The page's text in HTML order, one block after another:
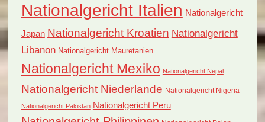
Nationalgericht Italien Nationalgericht
Japan Nationalgericht Kroatien Nationalgericht
Libanon Nationalgericht Mauretanien
Nationalgericht Mexiko Nationalgericht Nepal
Nationalgericht Niederlande Nationalgericht Nigeria
Nationalgericht Pakistan Nationalgericht Peru